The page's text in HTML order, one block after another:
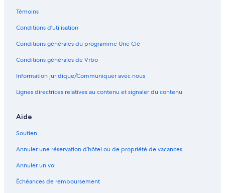
Témoins
Conditions d’utilisation
Conditions générales du programme Une Clé
Conditions générales de Vrbo
Information juridique/Communiquer avec nous
Lignes directrices relatives au contenu et signaler du contenu
Aide
Soutien
Annuler une réservation d’hôtel ou de propriété de vacances
Annuler un vol
Échéances de remboursement